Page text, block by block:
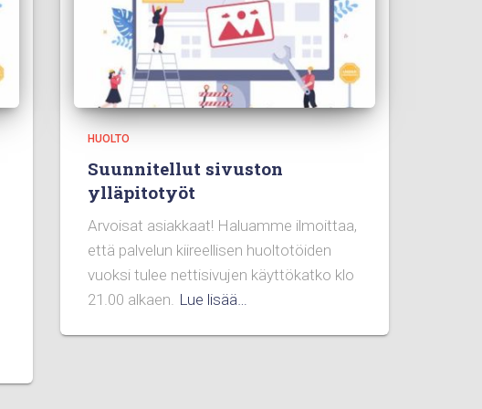
HUOLTO
Suunnitellut sivuston
ylläpitotyöt
Arvoisat asiakkaat! Haluamme ilmoittaa,
että palvelun kiireellisen huoltotöiden
vuoksi tulee nettisivujen käyttökatko klo
21.00 alkaen. Lue lisää…